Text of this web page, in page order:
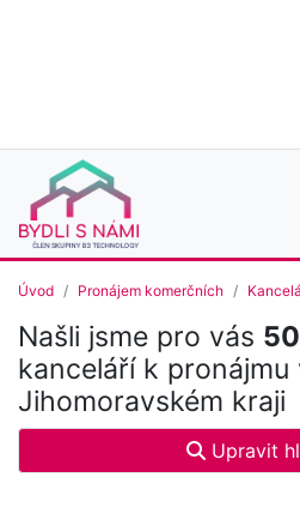
Úvod Pronájem komerčních
Našli jsme pro vás
kanceláří k pronájmu
Jihomoravském kraji
Upravit